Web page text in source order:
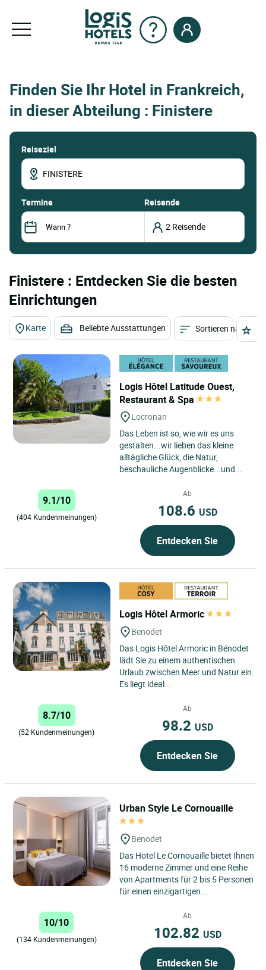
Finden Sie Ihr Hotel in Frankreich,
in dieser Abteilung : Finistere
Reiseziel
termine Reisende
Finistere : Entdecken Sie die besten
Einrichtungen
Karte Beliebte Ausstattungen Sortieren nach
Logis Hôtel Latitude Ouest,
Restaurant & Spa
Locronan
Das Leben ist so, wie wir es uns
gestalten...wir lieben das kleine
alltägliche Glück, die Natur,
beschauliche Augenblicke...und...
9.1/10
(404 Kundenmeinungen)
Ab
108.6 USD
Entdecken Sie
Logis Hôtel Armoric
Benodet
Das Logis Hôtel Armoric in Bénodet
lädt Sie zu einem authentischen
Urlaub zwischen Meer und Natur ein.
Es liegt ideal...
8.7/10
(52 Kundenmeinungen)
Ab
98.2 USD
Entdecken Sie
Urban Style Le Cornouaille
Benodet
Das Hotel Le Cornouaille bietet Ihnen
16 moderne Zimmer und eine Reihe
von Apartments für 2 bis 5 Personen
für einen einzigartigen...
10/10
(134 Kundenmeinungen)
Ab
102.82 USD
Entdecken Sie